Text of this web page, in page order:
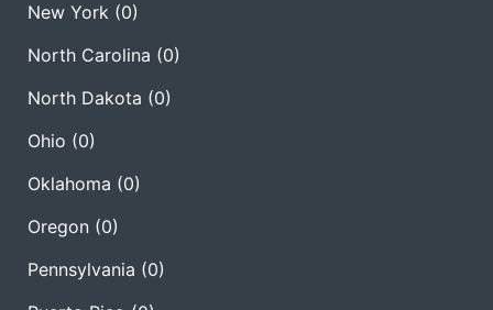
New York (0)
North Carolina (0)
North Dakota (0)
Ohio (0)
Oklahoma (0)
Oregon (0)
Pennsylvania (0)